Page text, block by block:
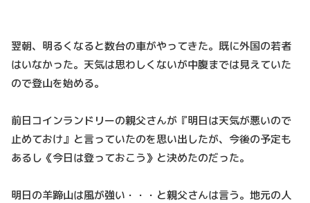
翌朝、明るくなると数台の車がやってきた。既に外国の若者
はいなかった。天気は思わしくないが中腹までは見えていた
ので登山を始める。
前日コインランドリーの親父さんが『明日は天気が悪いので
止めておけ』と言っていたのを思い出したが、今後の予定も
あるし《今日は登っておこう》と決めたのだった。
明日の羊蹄山は風が強い・・・と親父さんは言う。地元の人